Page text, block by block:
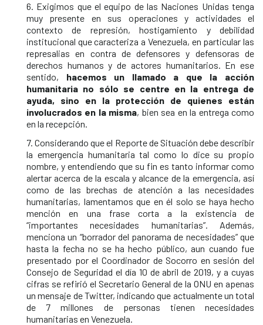
6. Exigimos que el equipo de las Naciones Unidas tenga
muy presente en sus operaciones y actividades el
contexto de represión, hostigamiento y debilidad
institucional que caracteriza a Venezuela, en particular las
represalias en contra de defensores y defensoras de
derechos humanos y de actores humanitarios. En ese
sentido, hacemos un llamado a que la acción
humanitaria no sólo se centre en la entrega de
ayuda, sino en la protección de quienes están
involucrados en la misma, bien sea en la entrega como
en la recepción.
7. Considerando que el Reporte de Situación debe describir
la emergencia humanitaria tal como lo dice su propio
nombre, y entendiendo que su fin es tanto informar como
alertar acerca de la escala y alcance de la emergencia, así
como de las brechas de atención a las necesidades
humanitarias, lamentamos que en él solo se haya hecho
mención en una frase corta a la existencia de
“importantes necesidades humanitarias”. Además,
menciona un “borrador del panorama de necesidades” que
hasta la fecha no se ha hecho público, aun cuando fue
presentado por el Coordinador de Socorro en sesión del
Consejo de Seguridad el día 10 de abril de 2019, y a cuyas
cifras se refirió el Secretario General de la ONU en apenas
un mensaje de Twitter, indicando que actualmente un total
de 7 millones de personas tienen necesidades
humanitarias en Venezuela.